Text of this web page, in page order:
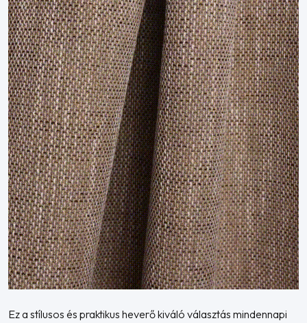
Ez a stílusos és praktikus heverő kiváló választás mindennapi